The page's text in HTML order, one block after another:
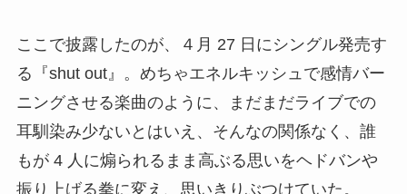
ここで披露したのが、４月 27 日にシングル発売す
る『shut out』。めちゃエネルキッシュで感情バー
ニングさせる楽曲のように、まだまだライブでの
耳馴染み少ないとはいえ、そんなの関係なく、誰
もが 4 人に煽られるまま高ぶる思いをヘドバンや
振り上げる拳に変え、思いきりぶつけていた。